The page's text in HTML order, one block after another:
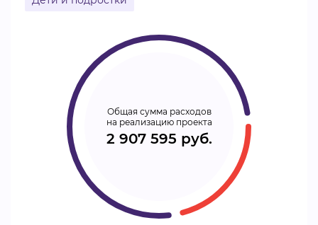
Общая сумма расходов
на реализацию проекта
2 907 595 руб.